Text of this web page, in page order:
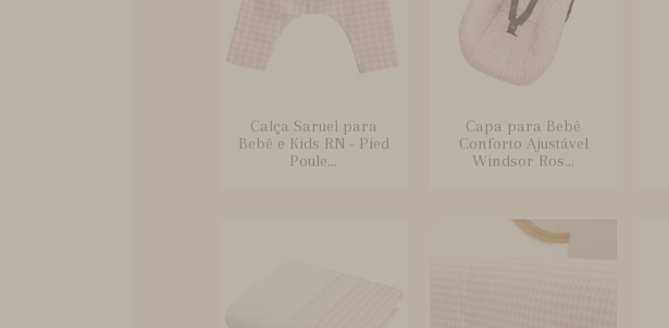
Calça Saruel para
Bebê e Kids RN - Pied
Poule...
Capa para Bebê
Conforto Ajustável
Windsor Ros...